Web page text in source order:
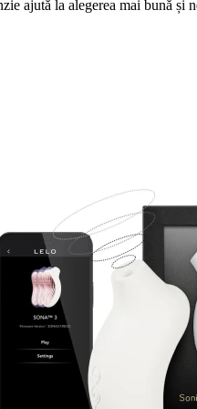
ajută la alegerea mai bună și